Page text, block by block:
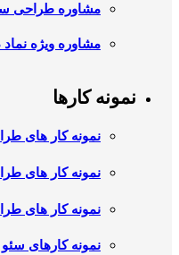
مشاوره طراحی
مشاوره ویژه نماد
نمونه کارها
نمونه کار های
نمونه کار های
نمونه کار های
نمونه کارهای سئو